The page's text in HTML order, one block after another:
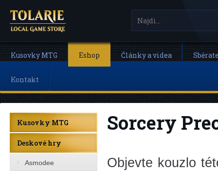
Kusovky MTG Eshop Články a videa
Kontakt
Kusovky MTG
Deskové hry
Asmodee
Sorcery
Objevte kouzlo